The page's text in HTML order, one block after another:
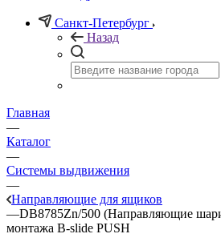
Санкт-Петербург
Назад
Главная
—
Каталог
—
Системы выдвижения
—
Направляющие для ящиков
—DB8785Zn/500 (Направляющие
монтажа B-slide PUSH